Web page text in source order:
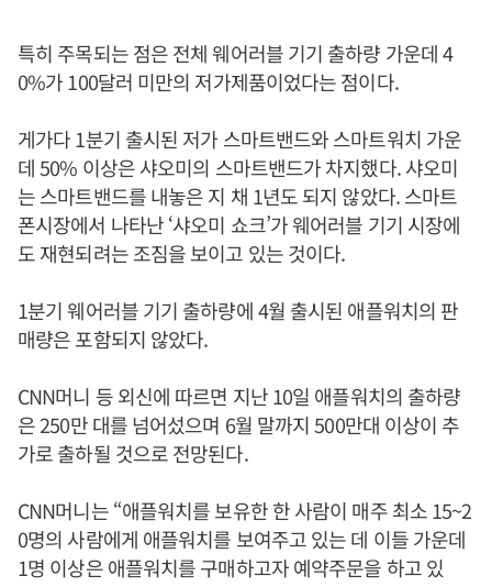
특히 주목되는 점은 전체 웨어러블 기기 출하량 가운데 4
0%가 100달러 미만의 저가제품이었다는 점이다.
게가다 1분기 출시된 저가 스마트밴드와 스마트워치 가운
데 50% 이상은 샤오미의 스마트밴드가 차지했다. 샤오미
는 스마트밴드를 내놓은 지 채 1년도 되지 않았다. 스마트
폰시장에서 나타난 ‘샤오미 쇼크’가 웨어러블 기기 시장에
도 재현되려는 조짐을 보이고 있는 것이다.
1분기 웨어러블 기기 출하량에 4월 출시된 애플워치의 판
매량은 포함되지 않았다.
CNN머니 등 외신에 따르면 지난 10일 애플워치의 출하량
은 250만 대를 넘어섰으며 6월 말까지 500만대 이상이 추
가로 출하될 것으로 전망된다.
CNN머니는 “애플워치를 보유한 한 사람이 매주 최소 15~2
0명의 사람에게 애플워치를 보여주고 있는 데 이들 가운데
1명 이상은 애플워치를 구매하고자 예약주문을 하고 있